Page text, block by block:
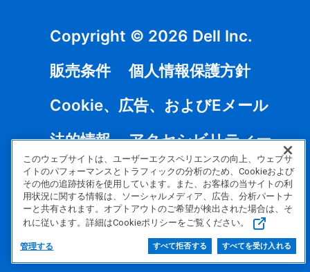
Copyright © 2026 Dell Inc.
販売条件
個人情報保護方針
Cookie、広告、およびEメール
法的情報
アクセシビリティー
特定商取引法に基づく表記（個人の
お客様）
該非判定書のご提供について
このウェブサイトは、ユーザーエクスペリエンスの向上、ウェブサ
イトのパフォーマンスとトラフィックの分析のため、Cookieおよび
その他の追跡技術を使用しています。また、お客様の当サイトの利
用状況に関する情報は、ソーシャルメディア、広告、分析パートナ
ーと共有されます。オプトアウトのご希望が検出された場合は、そ
れに従います。詳細はCookieポリシーをご覧ください。
管理する すべて拒否する すべてを受け入れる